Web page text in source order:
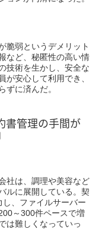
脆弱というデメリット
など、秘匿性の高い情
技術を生かし、安全な
が安心して利用でき、
ずに済んだ。
書管理の手間が
社は、調理や美容など
ルに展開している。契
、ファイルサーバー
～300件ペースで増
は難しくなっていっ